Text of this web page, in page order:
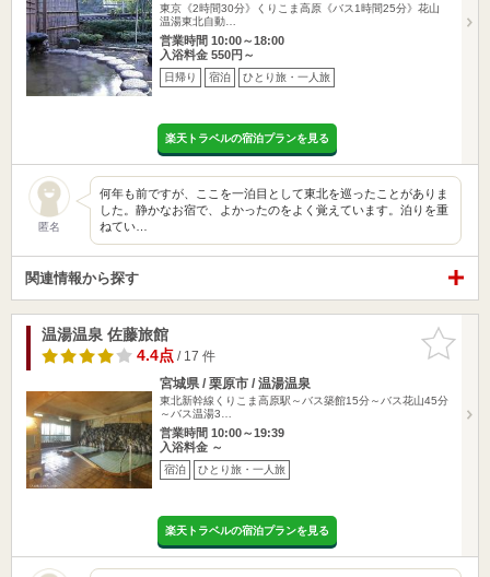
東京《2時間30分》くりこま高原《バス1時間25分》花山
温湯東北自動…
営業時間 10:00～18:00
入浴料金 550円～
日帰り 宿泊 ひとり旅・一人旅
楽天トラベルの宿泊プランを見る
匿名
何年も前ですが、ここを一泊目として東北を巡ったことがありま
した。静かなお宿で、よかったのをよく覚えています。泊りを重
ねてい…
関連情報から探す
お気に入
りに追加
温湯温泉 佐藤旅館
4.4点/ 17 件
宮城県 / 栗原市 / 温湯温泉
東北新幹線くりこま高原駅～バス築館15分～バス花山45分
～バス温湯3…
営業時間 10:00～19:39
入浴料金 ～
宿泊 ひとり旅・一人旅
楽天トラベルの宿泊プランを見る